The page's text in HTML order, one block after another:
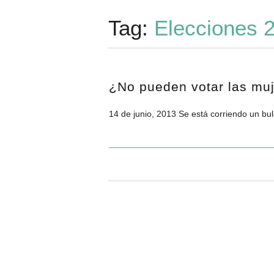
Tag: Elecciones
¿No pueden votar las
14 de junio, 2013 Se está corriendo un